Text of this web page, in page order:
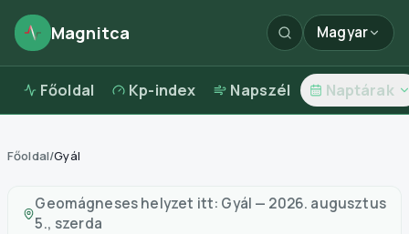
Magnitca Magyar
Főoldal Kp-index Napszél Naptárak
Főoldal/Gyál
Geomágneses helyzet itt: Gyál — 2026. augusztus
5., szerda